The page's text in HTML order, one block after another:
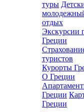
туры
отдых
Экскурсии
Греции
туристов
Курорты
О Греции
Греции
Греции